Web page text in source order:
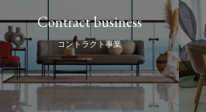
Contract business
コントラクト事業